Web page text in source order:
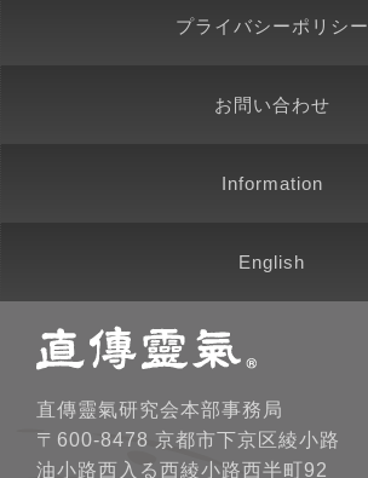
プライバシーポリシー
お問い合わせ
Information
English
直傳靈氣研究会本部事務局
〒600-8478 京都市下京区綾小路
油小路西入る西綾小路西半町92